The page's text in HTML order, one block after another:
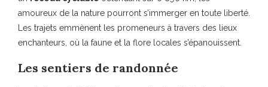
amoureux de la nature pourront s’immerger en toute liberté.
Les trajets emmènent les promeneurs à travers des lieux
enchanteurs, où la faune et la flore locales s’épanouissent.
Les sentiers de randonnée